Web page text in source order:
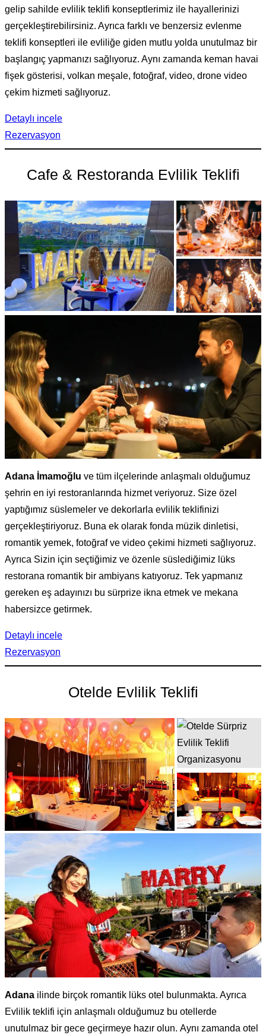
gelip sahilde evlilik teklifi konseptlerimiz ile hayallerinizi
gerçekleştirebilirsiniz. Ayrıca farklı ve benzersiz evlenme
teklifi konseptleri ile evliliğe giden mutlu yolda unutulmaz bir
başlangıç yapmanızı sağlıyoruz. Aynı zamanda keman havai
fişek gösterisi, volkan meşale, fotoğraf, video, drone video
çekim hizmeti sağlıyoruz.
Detaylı incele
Rezervasyon
Cafe & Restoranda Evlilik Teklifi
Adana İmamoğlu ve tüm ilçelerinde anlaşmalı olduğumuz
şehrin en iyi restoranlarında hizmet veriyoruz. Size özel
yaptığımız süslemeler ve dekorlarla evlilik teklifinizi
gerçekleştiriyoruz. Buna ek olarak fonda müzik dinletisi,
romantik yemek, fotoğraf ve video çekimi hizmeti sağlıyoruz.
Ayrıca Sizin için seçtiğimiz ve özenle süslediğimiz lüks
restorana romantik bir ambiyans katıyoruz. Tek yapmanız
gereken eş adayınızı bu sürprize ikna etmek ve mekana
habersizce getirmek.
Detaylı incele
Rezervasyon
Otelde Evlilik Teklifi
Adana ilinde birçok romantik lüks otel bulunmakta. Ayrıca
Evlilik teklifi için anlaşmalı olduğumuz bu otellerde
unutulmaz bir gece geçirmeye hazır olun. Aynı zamanda otel